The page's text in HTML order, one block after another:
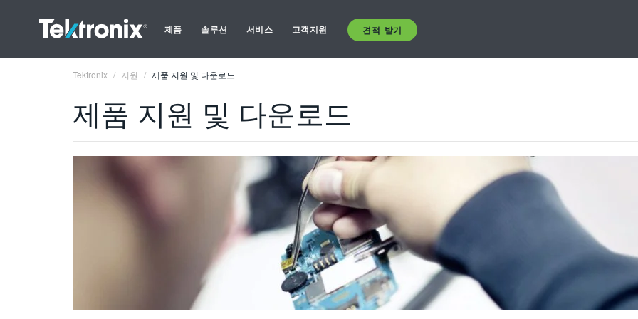
제품 솔루션 서비스 고객지원 견적 받기
Tektronix 지원 제품 지원 및 다운로드
제품 지원 및 다운로드